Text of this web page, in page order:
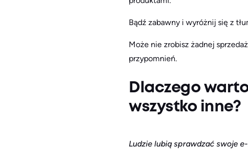
Bądź zabawny i wyróżnij się z
Może nie zrobisz żadnej
przypomnień.
Dlaczego
wszystko inne?
Ludzie lubią sprawdzać swoje